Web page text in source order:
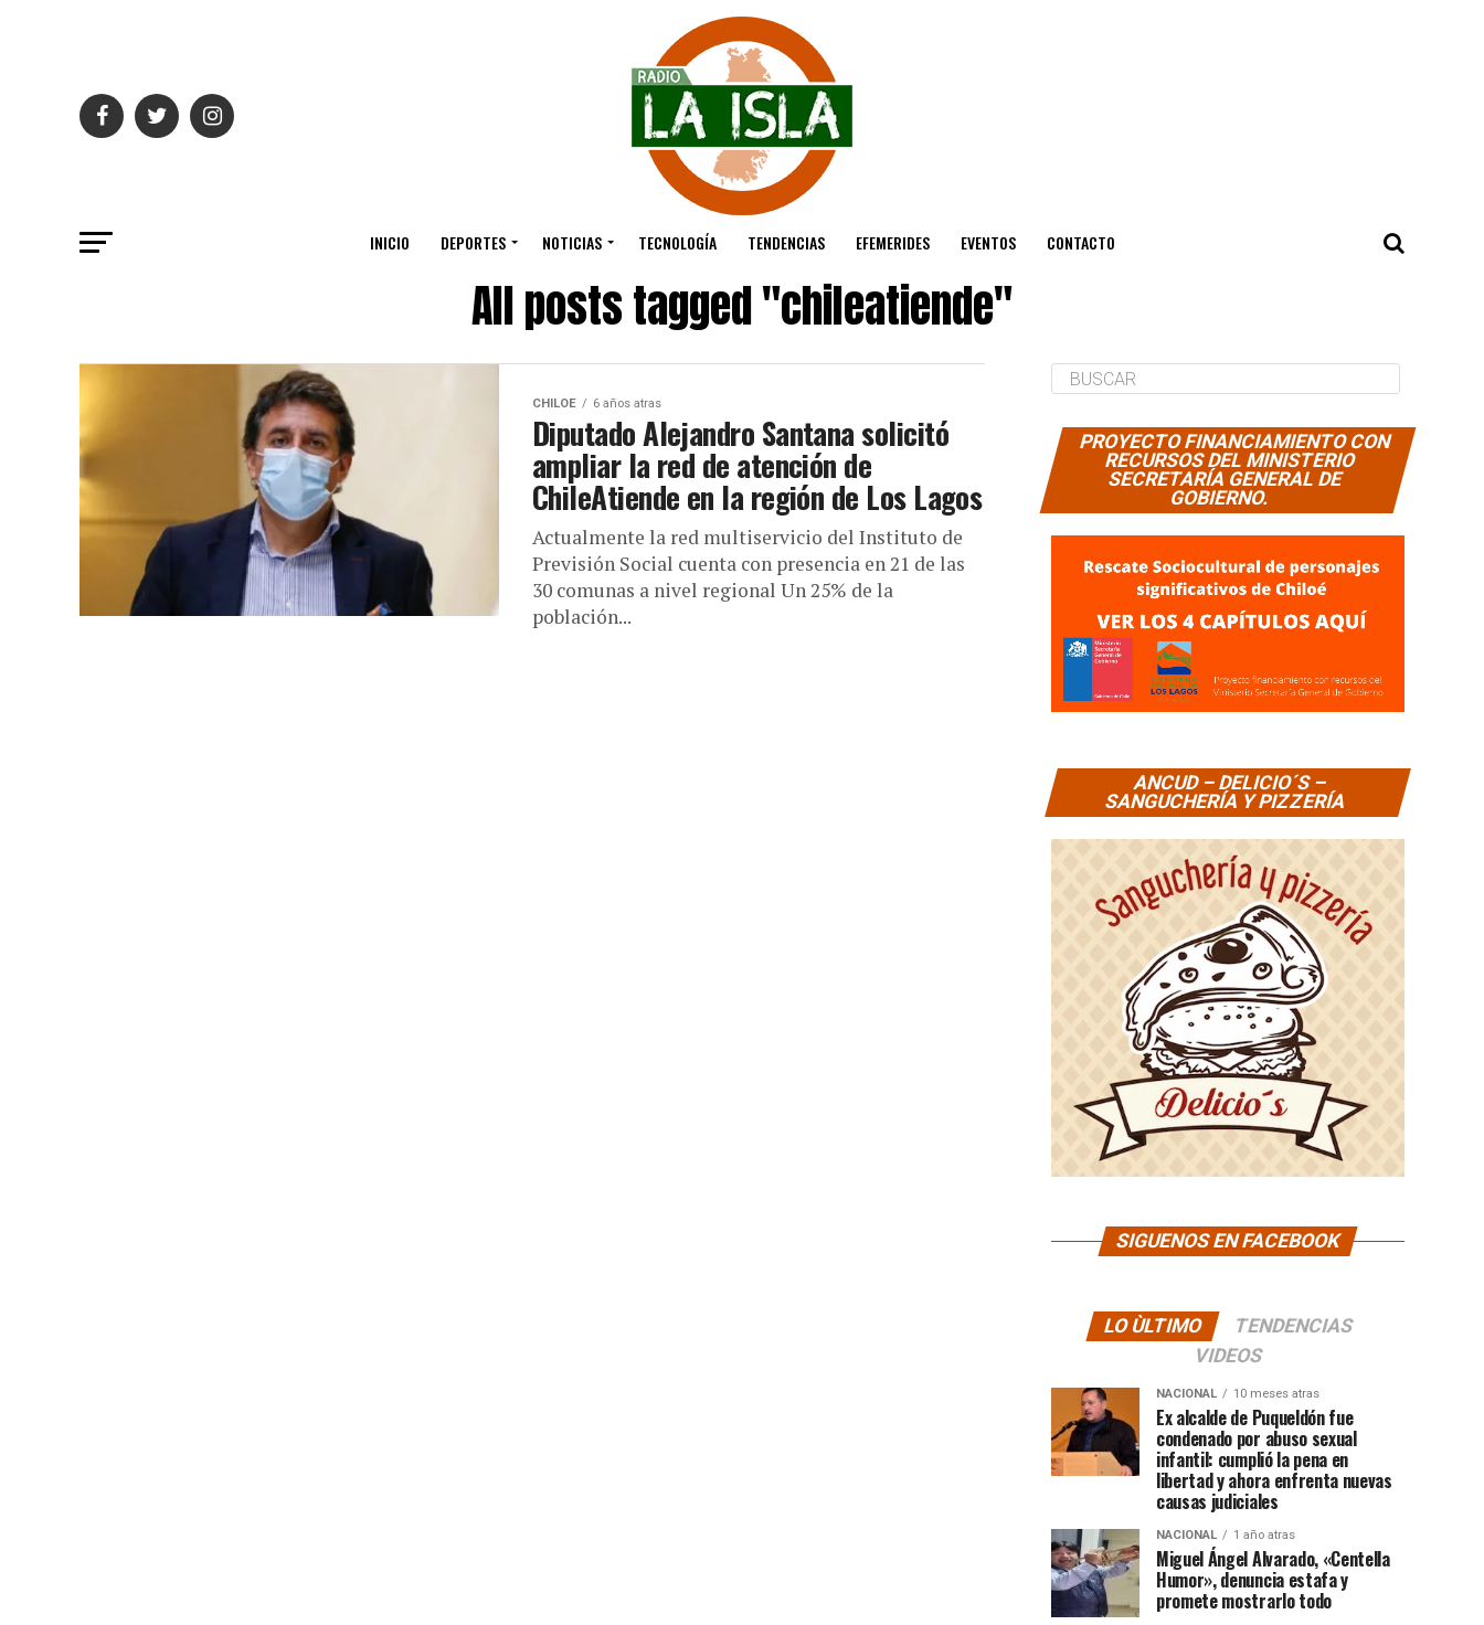
INICIO DEPORTES NOTICIAS TECNOLOGÍA TENDENCIAS EFEMERIDES EVENTOS CONTACTO
All posts tagged "chileatiende"
CHILOE 6 años atras
Diputado Alejandro Santana solicitó
ampliar la red de atención de
ChileAtiende en la región de Los Lagos
Actualmente la red multiservicio del Instituto de
Previsión Social cuenta con presencia en 21 de las
30 comunas a nivel regional Un 25% de la
población...
PROYECTO FINANCIAMIENTO CON
RECURSOS DEL MINISTERIO
SECRETARÍA GENERAL DE
GOBIERNO.
ANCUD – DELICIO´S –
SANGUCHERÍA Y PIZZERÍA
SIGUENOS EN FACEBOOK
LO ÙLTIMO
TENDENCIAS
VIDEOS
NACIONAL 10 meses atras
Ex alcalde de Puqueldón fue
condenado por abuso sexual
infantil: cumplió la pena en
libertad y ahora enfrenta nuevas
causas judiciales
NACIONAL 1 año atras
Miguel Ángel Alvarado, «Centella
Humor», denuncia estafa y
promete mostrarlo todo